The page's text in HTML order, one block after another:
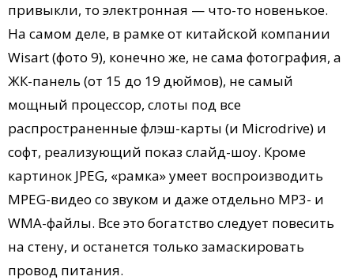
привыкли, то электронная — что-то новенькое.
На самом деле, в рамке от китайской компании
Wisart (фото 9), конечно же, не сама фотография, а
ЖК-панель (от 15 до 19 дюймов), не самый
мощный процессор, слоты под все
распространенные флэш-карты (и Microdrive) и
софт, реализующий показ слайд-шоу. Кроме
картинок JPEG, «рамка» умеет воспроизводить
MPEG-видео со звуком и даже отдельно MP3- и
WMA-файлы. Все это богатство следует повесить
на стену, и останется только замаскировать
провод питания.